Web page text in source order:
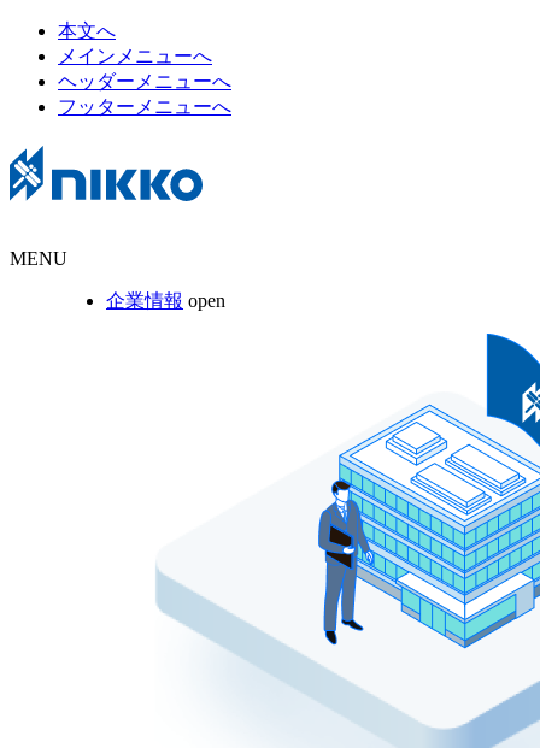
本文へ
メインメニューへ
ヘッダーメニューへ
フッターメニューへ
MENU
企業情報 open